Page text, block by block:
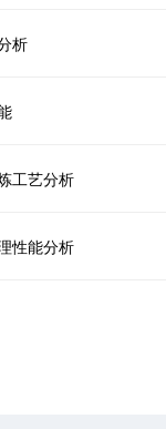
析
工艺分析
性能分析